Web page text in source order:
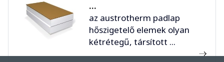
...
az austrotherm padlap
hőszigetelő elemek olyan
kétrétegű, társított ...